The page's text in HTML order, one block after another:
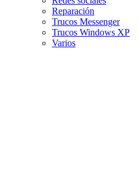
Reparación
Trucos Messenger
Trucos Windows XP
Varios